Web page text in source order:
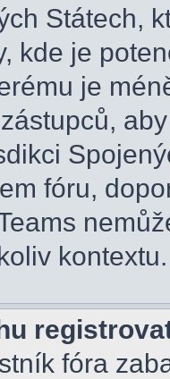
Státech,
kde je
je
fóru,
kontextu.
fóra